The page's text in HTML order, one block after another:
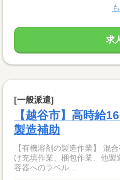
求
[一般派遣]
【越谷市】高時給
製造補助
【有機溶剤の製造作業】 混合有機溶剤製品の原料の投入作業や小分
け充填作業、梱包作業、他製造補助業務 ・容器の
容器へのラベル...